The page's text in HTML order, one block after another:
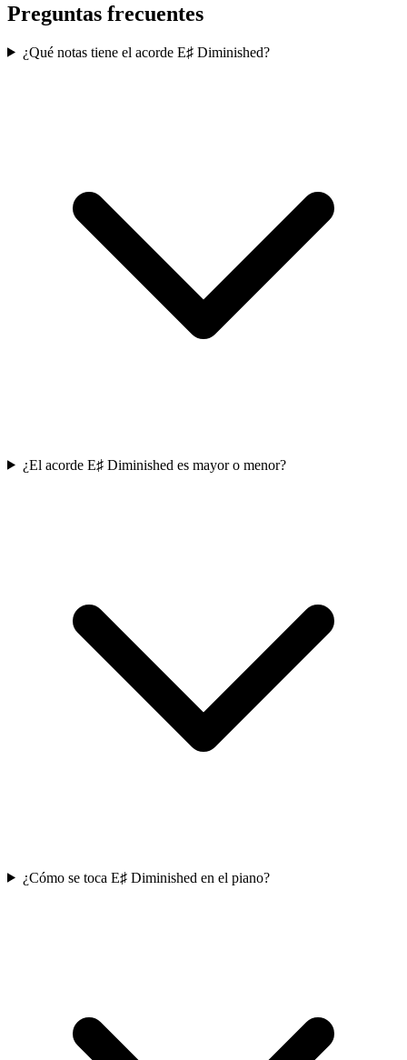
Preguntas frecuentes
¿Qué notas tiene el acorde E♯ Diminished?
¿El acorde E♯ Diminished es mayor o menor?
¿Cómo se toca E♯ Diminished en el piano?